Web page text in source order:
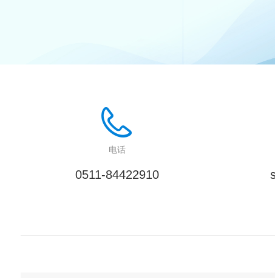
电话
0511-84422910